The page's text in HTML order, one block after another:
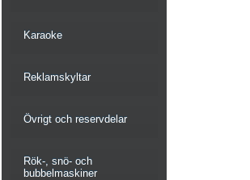
Karaoke
Reklamskyltar
Övrigt och reservdelar
Rök-, snö- och
bubbelmaskiner